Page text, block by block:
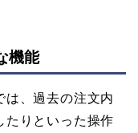
機能
は、過去の注文内
たりといった操作